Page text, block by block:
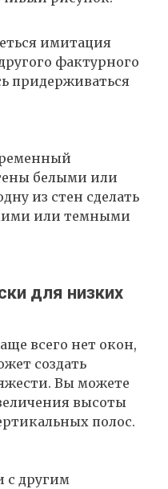
имитация
фактурного
придерживаться
белыми или
из стен сделать
или темными
для низких
всего нет окон,
создать
Вы можете
высоты
полос.
с другим